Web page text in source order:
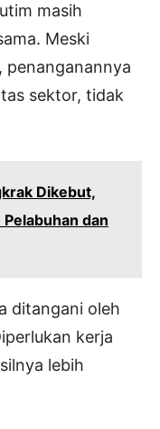
masih
Meski
penanganannya
sektor, tidak
Dikebut,
dan
ditangani oleh
kerja
lebih